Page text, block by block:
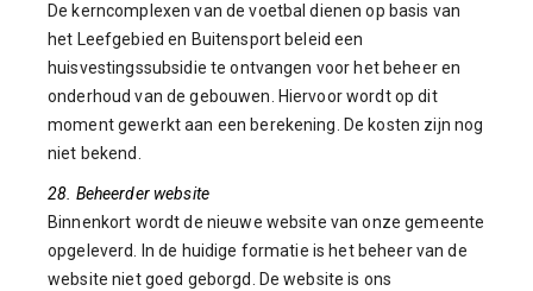
De kerncomplexen van de voetbal dienen op basis van
het Leefgebied en Buitensport beleid een
huisvestingssubsidie te ontvangen voor het beheer en
onderhoud van de gebouwen. Hiervoor wordt op dit
moment gewerkt aan een berekening. De kosten zijn nog
niet bekend.
28. Beheerder website
Binnenkort wordt de nieuwe website van onze gemeente
opgeleverd. In de huidige formatie is het beheer van de
website niet goed geborgd. De website is ons